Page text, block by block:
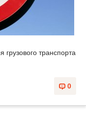
грузового транспорта
0